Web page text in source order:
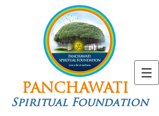
PANCHAWATI
Spiritual Foundation